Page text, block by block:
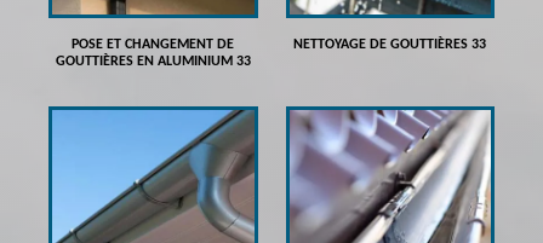
POSE ET CHANGEMENT DE
GOUTTIÈRES EN ALUMINIUM 33
NETTOYAGE DE GOUTTIÈRES 33